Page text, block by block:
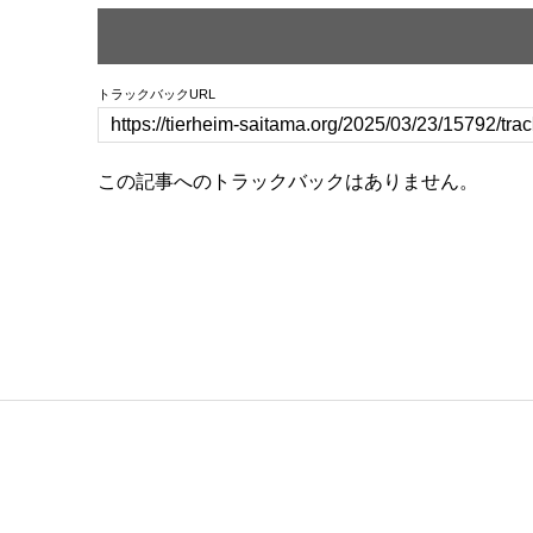
トラックバックURL
この記事へのトラックバックはありません。